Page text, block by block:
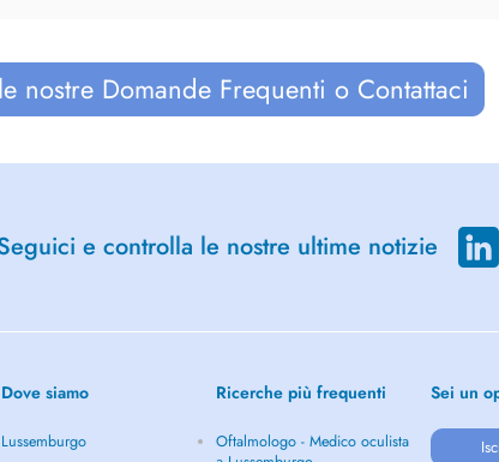
nostre Domande Frequenti o Contattaci
e controlla le nostre ultime notizie
Dove siamo
Lussemburgo
Ricerche più frequenti
Oftalmologo - Medico oculista
Sei un